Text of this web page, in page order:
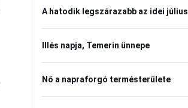
A hatodik legszárazabb az idei július
Illés napja, Temerin ünnepe
Nő a napraforgó termésterülete